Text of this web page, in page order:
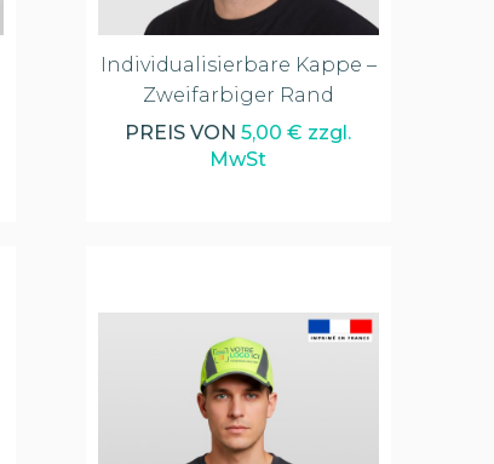
Individualisierbare Kappe –
Zweifarbiger Rand
PREIS VON5,00 € zzgl.
MwSt